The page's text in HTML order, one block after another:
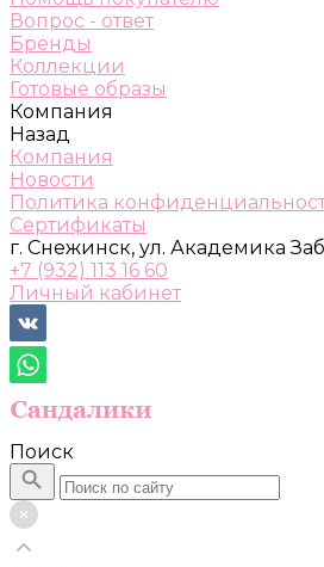
Вопрос - ответ
Бренды
Коллекции
Готовые образы
Компания
Назад
Компания
Новости
Политика
Сертификаты
г. Снежинск, ул. Академика
+7 (932) 113 16 60
Личный кабинет
Поиск